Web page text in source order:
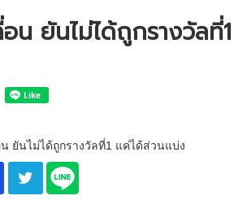
น ยันไม่ได้ถูกรางวัลที่